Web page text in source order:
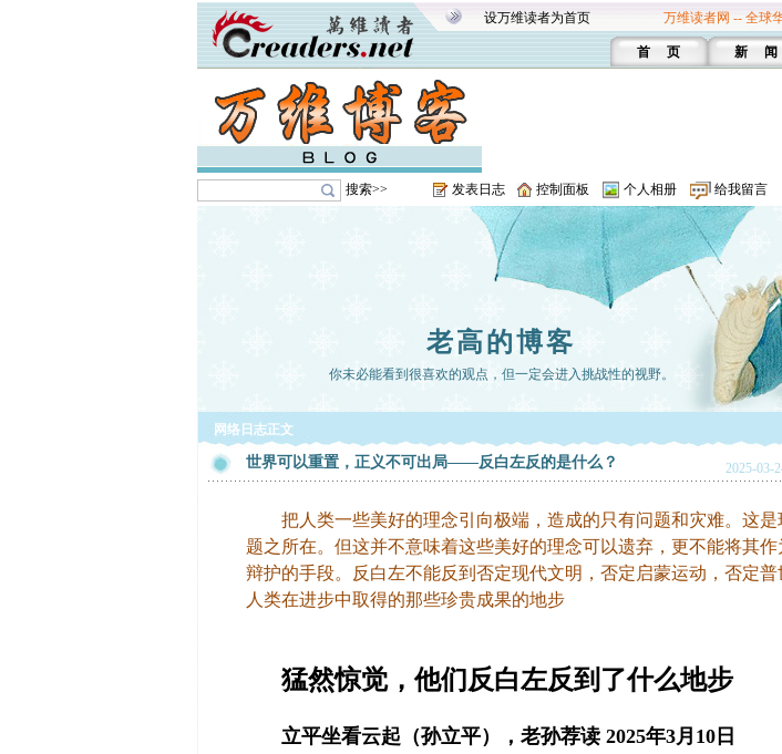
设万维读者为首页 万维读者网 -- 全球
首 页 新 闻
搜索>> 发表日志 控制面板 个人相册 给我留言
老高的博客
你未必能看到很喜欢的观点，但一定会进入挑战性的视野。
网络日志正文
世界可以重置，正义不可出局——反白左反的是什么？ 2025-03-
把人类一些美好的理念引向极端，造成的只有问题和灾难。这是
题之所在。但这并不意味着这些美好的理念可以遗弃，更不能将其
辩护的手段。反白左不能反到否定现代文明，否定启蒙运动，否定普
人类在进步中取得的那些珍贵成果的地步
猛然惊觉，他们反白左反到了什么地步
立平坐看云起（孙立平），老孙荐读 2025年3月10日